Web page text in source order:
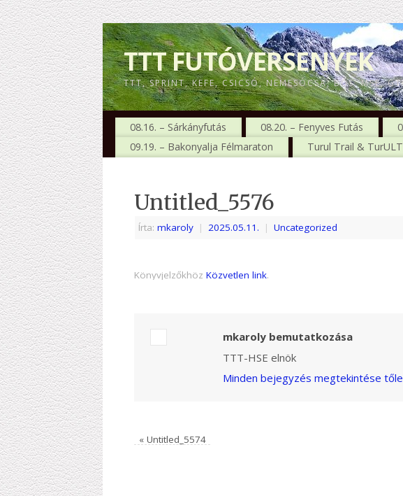
TTT FUTÓVERSENYEK
TTT, SPRINT, KEFE, CSICSÓ, NEMESÓCSA, BŐS, MSE,
08.16. – Sárkányfutás 08.20. – Fenyves Futás
09.19. – Bakonyalja Félmaraton
Turul Trail &
Untitled_5576
Írta: mkaroly | 2025.05.11. | Uncategorized
Könyvjelzőkhöz Közvetlen link.
mkaroly bemutatkozása
TTT-HSE elnök
Minden bejegyzés megtekintése
«Untitled_5574